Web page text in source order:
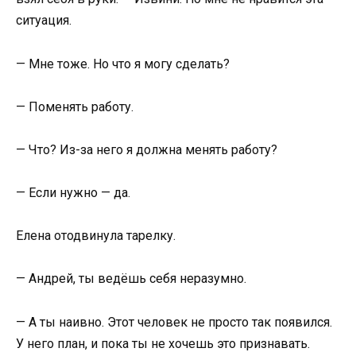
ситуация.
— Мне тоже. Но что я могу сделать?
— Поменять работу.
— Что? Из-за него я должна менять работу?
— Если нужно — да.
Елена отодвинула тарелку.
— Андрей, ты ведёшь себя неразумно.
— А ты наивно. Этот человек не просто так появился.
У него план, и пока ты не хочешь это признавать.